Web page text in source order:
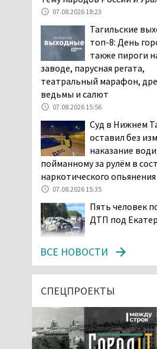
07.08.2026 18:23
Тагильские
топ-8: День
также пироги
заводе, парусная регата,
театральный марафон,
ведьмы и салют
07.08.2026 15:56
Суд в Нижнем
оставил без
наказание
пойманному за рулём в
наркотического опьянения
07.08.2026 15:35
Пять человек
ДТП под
проникли в
через балкон,
07.08.2026 14:20
В
водитель BMW
ВСЕ НОВОСТИ
СПЕЦПРОЕКТЫ